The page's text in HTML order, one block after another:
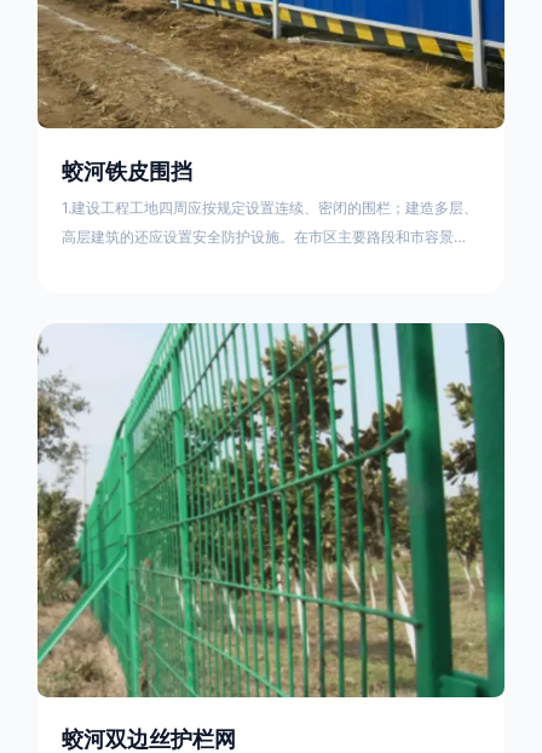
蛟河铁皮围挡
1.建设工程工地四周应按规定设置连续、密闭的围栏；建造多层、
高层建筑的还应设置安全防护设施。在市区主要路段和市容景观
料应保证围栏稳固、整洁、美观。市政工程项目工地，可按工程
进度分段设置围栏或按规定使用统一的连续性护栏设施。施工单
位不得在工地围栏外堆放建筑材料、垃圾和工程渣土。在
蛟河双边丝护栏网